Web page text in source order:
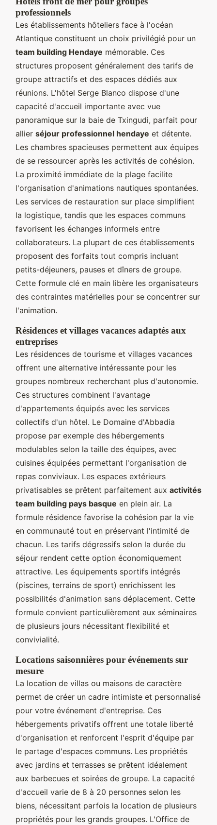
professionnels
Les établissements hôteliers face à l'océan
Atlantique constituent un choix privilégié pour un
team building Hendaye mémorable. Ces
structures proposent généralement des tarifs de
groupe attractifs et des espaces dédiés aux
réunions. L'hôtel Serge Blanco dispose d'une
capacité d'accueil importante avec vue
panoramique sur la baie de Txingudi, parfait pour
allier séjour professionnel hendaye et détente.
Les chambres spacieuses permettent aux équipes
de se ressourcer après les activités de cohésion.
La proximité immédiate de la plage facilite
l'organisation d'animations nautiques spontanées.
Les services de restauration sur place simplifient
la logistique, tandis que les espaces communs
favorisent les échanges informels entre
collaborateurs. La plupart de ces établissements
proposent des forfaits tout compris incluant
petits-déjeuners, pauses et dîners de groupe.
Cette formule clé en main libère les organisateurs
des contraintes matérielles pour se concentrer sur
l'animation.
Résidences et villages vacances adaptés aux
entreprises
Les résidences de tourisme et villages vacances
offrent une alternative intéressante pour les
groupes nombreux recherchant plus d'autonomie.
Ces structures combinent l'avantage
d'appartements équipés avec les services
collectifs d'un hôtel. Le Domaine d'Abbadia
propose par exemple des hébergements
modulables selon la taille des équipes, avec
cuisines équipées permettant l'organisation de
repas conviviaux. Les espaces extérieurs
privatisables se prêtent parfaitement aux activités
team building pays basque en plein air. La
formule résidence favorise la cohésion par la vie
en communauté tout en préservant l'intimité de
chacun. Les tarifs dégressifs selon la durée du
séjour rendent cette option économiquement
attractive. Les équipements sportifs intégrés
(piscines, terrains de sport) enrichissent les
possibilités d'animation sans déplacement. Cette
formule convient particulièrement aux séminaires
de plusieurs jours nécessitant flexibilité et
convivialité.
Locations saisonnières pour événements sur
mesure
La location de villas ou maisons de caractère
permet de créer un cadre intimiste et personnalisé
pour votre événement d'entreprise. Ces
hébergements privatifs offrent une totale liberté
d'organisation et renforcent l'esprit d'équipe par
le partage d'espaces communs. Les propriétés
avec jardins et terrasses se prêtent idéalement
aux barbecues et soirées de groupe. La capacité
d'accueil varie de 8 à 20 personnes selon les
biens, nécessitant parfois la location de plusieurs
propriétés pour les grands groupes. L'Office de